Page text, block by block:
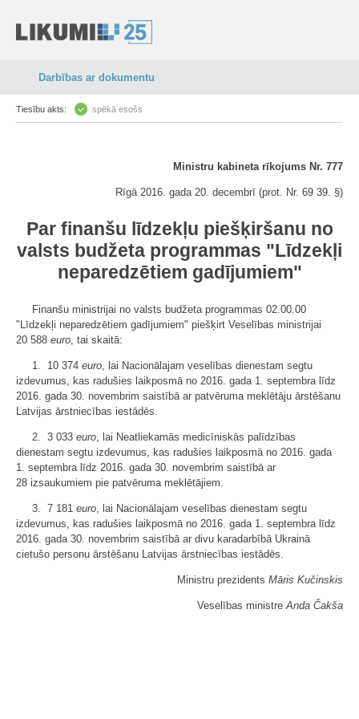
Darbības ar dokumentu
Tiesību akts: spēkā esošs
Ministru kabineta rīkojums Nr. 777
Rīgā 2016. gada 20. decembrī (prot. Nr. 69 39. §)
Par finanšu līdzekļu piešķiršanu no
valsts budžeta programmas "Līdzekļi
neparedzētiem gadījumiem"
Finanšu ministrijai no valsts budžeta programmas 02.00.00
"Līdzekļi neparedzētiem gadījumiem" piešķirt Veselības ministrijai
20 588 euro, tai skaitā:
1. 10 374 euro, lai Nacionālajam veselības dienestam segtu
izdevumus, kas radušies laikposmā no 2016. gada 1. septembra līdz
2016. gada 30. novembrim saistībā ar patvēruma meklētāju ārstēšanu
Latvijas ārstniecības iestādēs.
2. 3 033 euro, lai Neatliekamās medicīniskās palīdzības
dienestam segtu izdevumus, kas radušies laikposmā no 2016. gada
1. septembra līdz 2016. gada 30. novembrim saistībā ar
28 izsaukumiem pie patvēruma meklētājiem.
3. 7 181 euro, lai Nacionālajam veselības dienestam segtu
izdevumus, kas radušies laikposmā no 2016. gada 1. septembra līdz
2016. gada 30. novembrim saistībā ar divu karadarbībā Ukrainā
cietušo personu ārstēšanu Latvijas ārstniecības iestādēs.
Ministru prezidents Māris Kučinskis
Veselības ministreAnda Čakša